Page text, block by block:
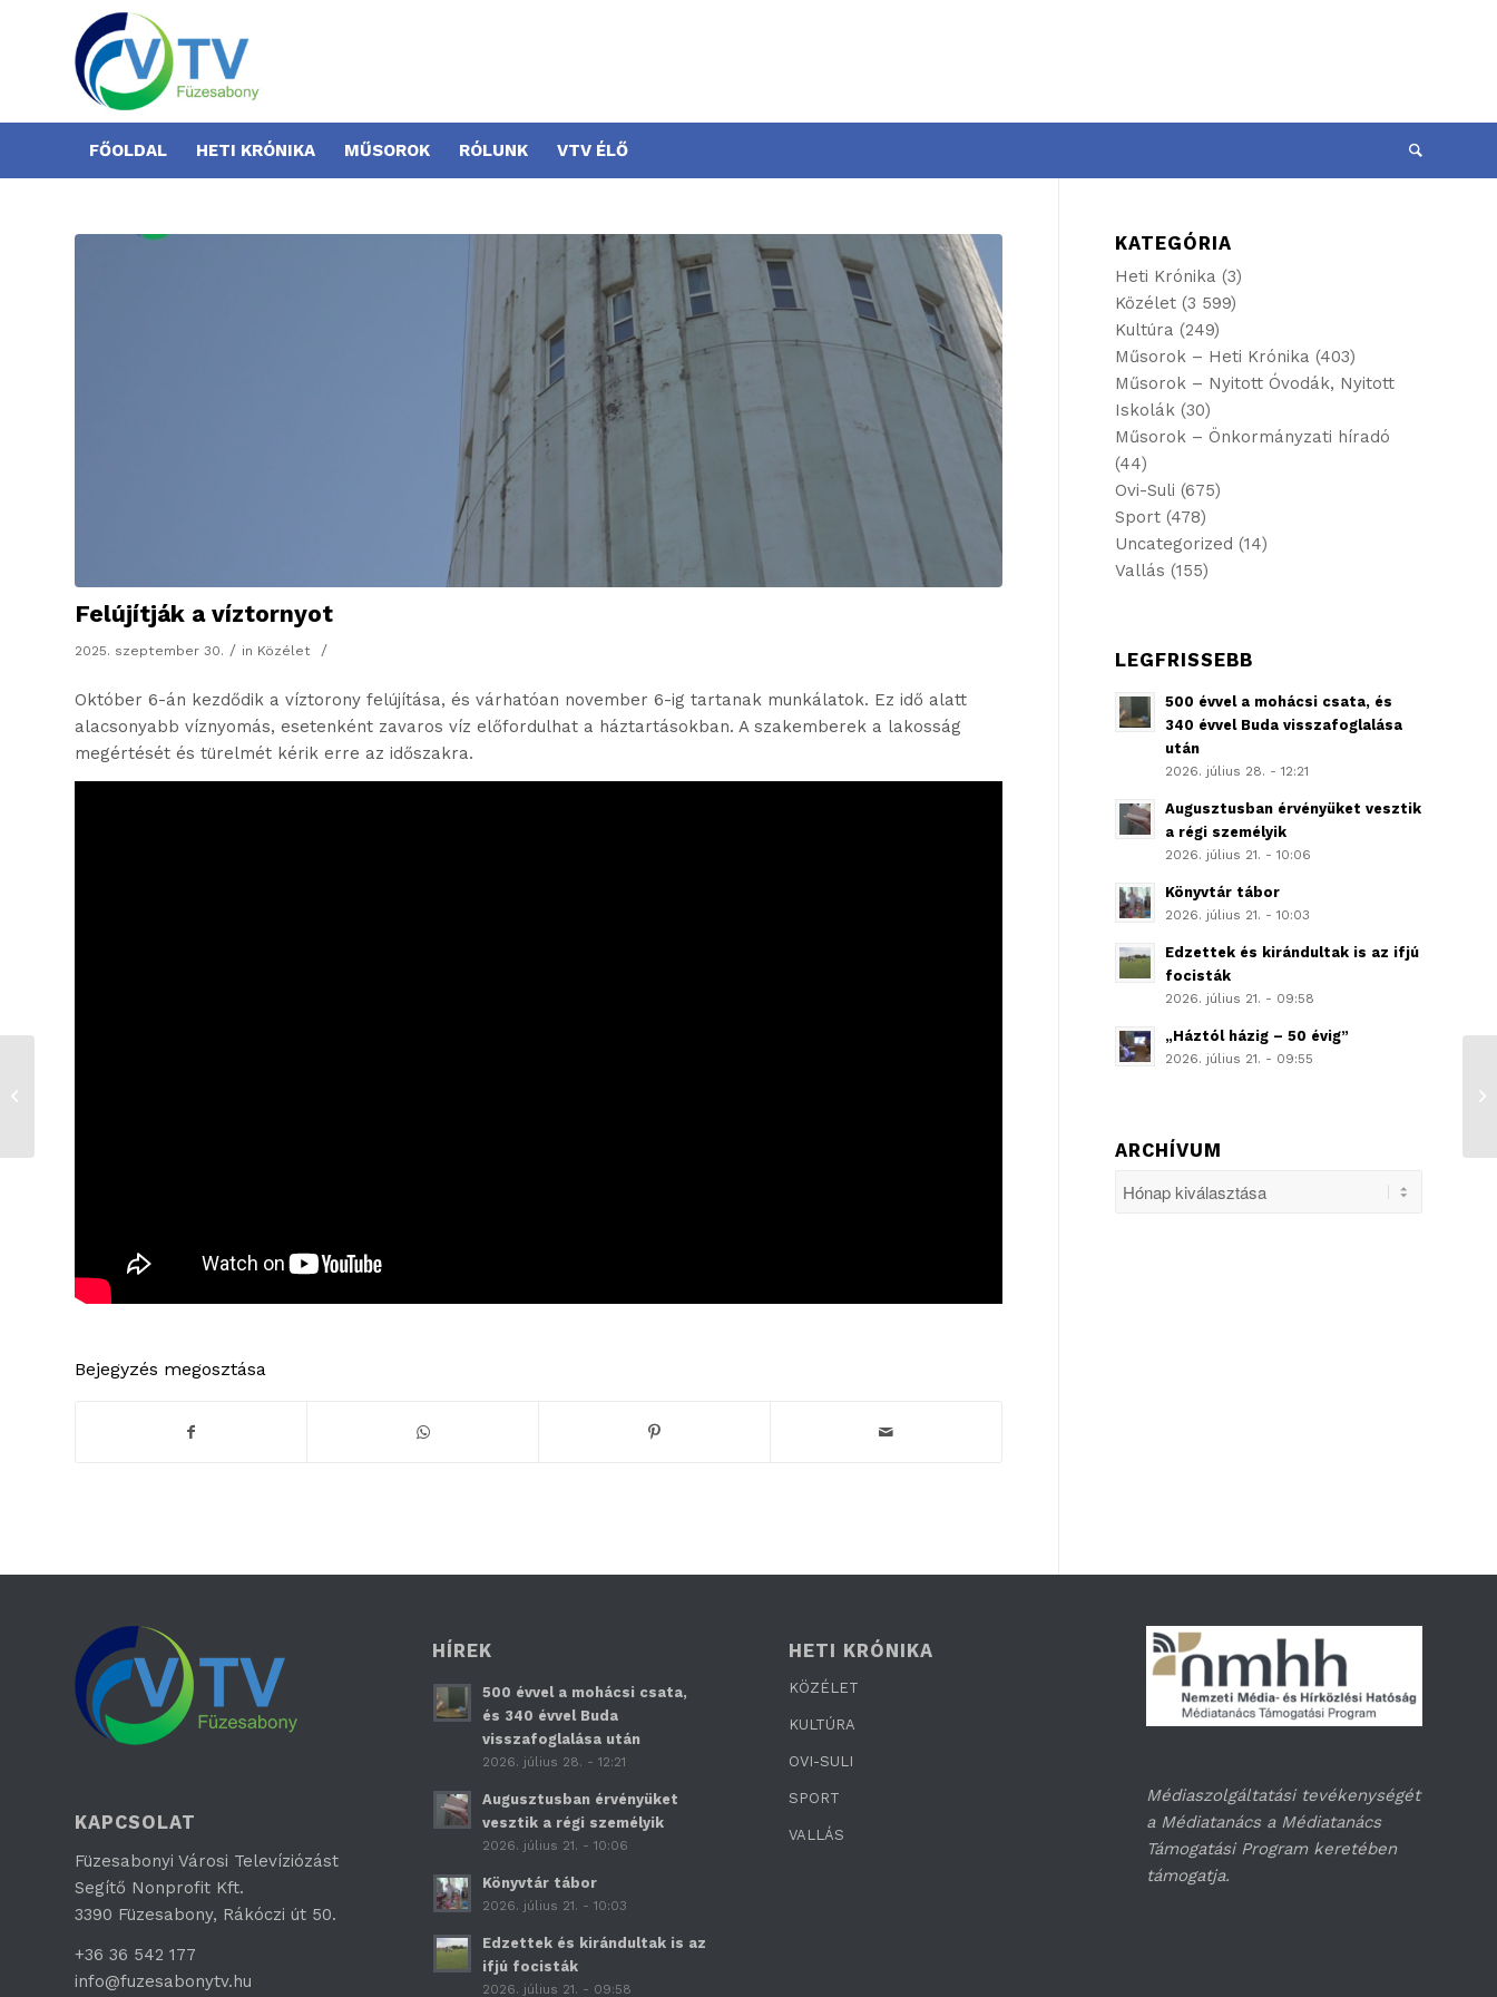
FŐOLDAL HETI KRÓNIKA MŰSOROK RÓLUNK VTV ÉLŐ
Felújítják a víztornyot
2025. szeptember 30. / in Közélet /
Október 6-án kezdődik a víztorony felújítása, és várhatóan november 6-ig tartanak munkálatok. Ez idő alatt
alacsonyabb víznyomás, esetenként zavaros víz előfordulhat a háztartásokban. A szakemberek a lakosság
megértését és türelmét kérik erre az időszakra.
Bejegyzés megosztása
KATEGÓRIA
Heti Krónika (3)
Közélet (3 599)
Kultúra (249)
Műsorok – Heti Krónika (403)
Műsorok – Nyitott Óvodák, Nyitott
Iskolák (30)
Műsorok – Önkormányzati híradó
(44)
Ovi-Suli (675)
Sport (478)
Uncategorized (14)
Vallás (155)
LEGFRISSEBB
500 évvel a mohácsi csata, és
340 évvel Buda visszafoglalása
után
2026. július 28. - 12:21
Augusztusban érvényüket vesztik
a régi személyik
2026. július 21. - 10:06
Könyvtár tábor
2026. július 21. - 10:03
Edzettek és kirándultak is az ifjú
focisták
2026. július 21. - 09:58
„Háztól házig – 50 évig”
2026. július 21. - 09:55
ARCHÍVUM
KAPCSOLAT
Füzesabonyi Városi Televíziózást
Segítő Nonprofit Kft.
3390 Füzesabony, Rákóczi út 50.
+36 36 542 177
info@fuzesabonytv.hu
HÍREK
500 évvel a mohácsi csata,
és 340 évvel Buda
visszafoglalása után
2026. július 28. - 12:21
Augusztusban érvényüket
vesztik a régi személyik
2026. július 21. - 10:06
Könyvtár tábor
2026. július 21. - 10:03
Edzettek és kirándultak is az
ifjú focisták
2026. július 21. - 09:58
HETI KRÓNIKA
KÖZÉLET
KULTÚRA
OVI-SULI
SPORT
VALLÁS
Médiaszolgáltatási tevékenységét
a Médiatanács a Médiatanács
Támogatási Program keretében
támogatja.